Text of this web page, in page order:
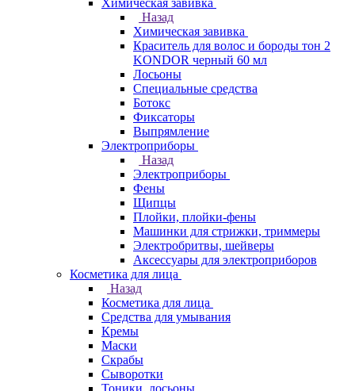
Химическая завивка
Назад
Химическая завивка
Краситель для волос и бороды тон 2
KONDOR черный 60 мл
Лосьоны
Специальные средства
Ботокс
Фиксаторы
Выпрямление
Электроприборы
Назад
Электроприборы
Фены
Щипцы
Плойки, плойки-фены
Машинки для стрижки, триммеры
Электробритвы, шейверы
Аксессуары для электроприборов
Косметика для лица
Назад
Косметика для лица
Средства для умывания
Кремы
Маски
Скрабы
Сыворотки
Тоники, лосьоны